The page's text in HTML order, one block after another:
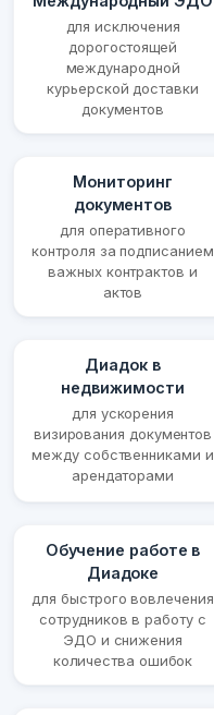
для исключения
дорогостоящей
международной
курьерской доставки
документов
Мониторинг
документов
для оперативного
контроля за подписанием
важных контрактов и
актов
Диадок в
недвижимости
для ускорения
визирования документов
между собственниками и
арендаторами
Обучение работе в
Диадоке
для быстрого вовлечения
сотрудников в работу с
ЭДО и снижения
количества ошибок